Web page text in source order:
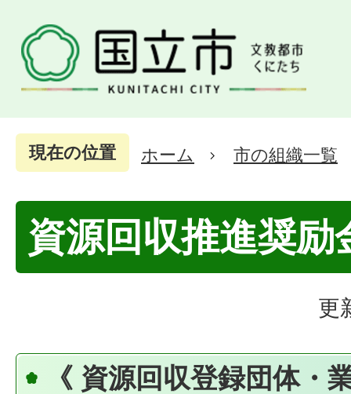
現在の位置 ホーム 市の組織一覧
資源回収推進奨励
更
《 資源回収登録団体・